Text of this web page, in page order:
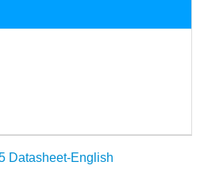
Datasheet-English